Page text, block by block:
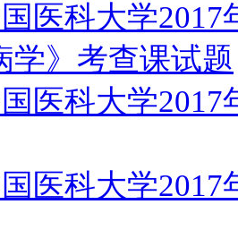
医科大学
学》考查课试题
医科大学
医科大学